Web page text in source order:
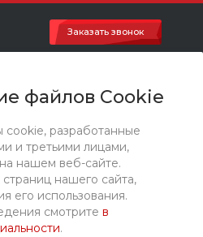
файлов Cookie
разработанные
и третьими лицами,
нашем веб-сайте.
нашего сайта,
его использования.
смотрите в
.
Заказать звонок
3 стр.2